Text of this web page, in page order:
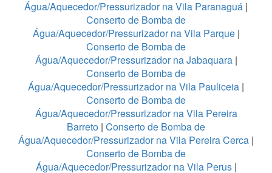
Água/Aquecedor/Pressurizador na Vila Paranaguá |
Conserto de Bomba de
Água/Aquecedor/Pressurizador na Vila Parque|
Conserto de Bomba de
Água/Aquecedor/Pressurizador na Jabaquara|
Conserto de Bomba de
Água/Aquecedor/Pressurizador na Vila Pauliceia |
Conserto de Bomba de
Água/Aquecedor/Pressurizador na Vila Pereira
Barreto | Conserto de Bomba de
Água/Aquecedor/Pressurizador na Vila Pereira Cerca |
Conserto de Bomba de
Água/Aquecedor/Pressurizador na Vila Perus|